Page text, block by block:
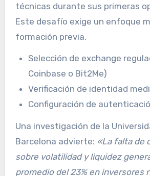
técnicas durante sus primeras
Este desafío exige un enfoque
formación previa.
Selección de exchange
Coinbase o Bit2Me)
Verificación de identidad
Configuración de
Una investigación de la
Barcelona advierte: «La falta de
sobre volatilidad y liquidez
promedio del 23% en inversores